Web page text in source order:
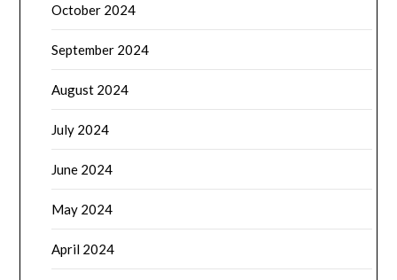
October 2024
September 2024
August 2024
July 2024
June 2024
May 2024
April 2024